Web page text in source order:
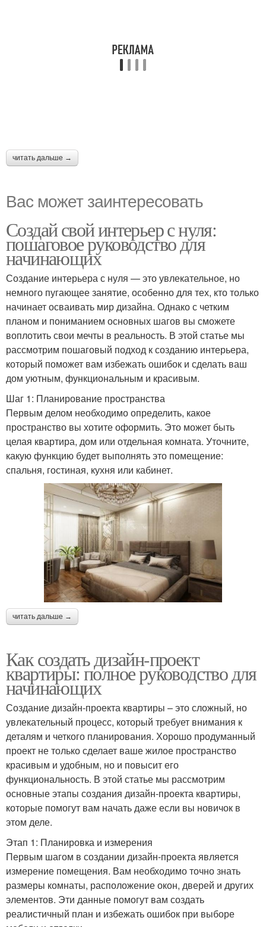
читать дальше →
Вас может заинтересовать
Создай свой интерьер с нуля:
пошаговое руководство для
начинающих
Создание интерьера с нуля — это увлекательное, но
немного пугающее занятие, особенно для тех, кто только
начинает осваивать мир дизайна. Однако с четким
планом и пониманием основных шагов вы сможете
воплотить свои мечты в реальность. В этой статье мы
рассмотрим пошаговый подход к созданию интерьера,
который поможет вам избежать ошибок и сделать ваш
дом уютным, функциональным и красивым.
Шаг 1: Планирование пространства
Первым делом необходимо определить, какое
пространство вы хотите оформить. Это может быть
целая квартира, дом или отдельная комната. Уточните,
какую функцию будет выполнять это помещение:
спальня, гостиная, кухня или кабинет.
читать дальше →
Как создать дизайн-проект
квартиры: полное руководство для
начинающих
Создание дизайн-проекта квартиры – это сложный, но
увлекательный процесс, который требует внимания к
деталям и четкого планирования. Хорошо продуманный
проект не только сделает ваше жилое пространство
красивым и удобным, но и повысит его
функциональность. В этой статье мы рассмотрим
основные этапы создания дизайн-проекта квартиры,
которые помогут вам начать даже если вы новичок в
этом деле.
Этап 1: Планировка и измерения
Первым шагом в создании дизайн-проекта является
измерение помещения. Вам необходимо точно знать
размеры комнаты, расположение окон, дверей и других
элементов. Эти данные помогут вам создать
реалистичный план и избежать ошибок при выборе